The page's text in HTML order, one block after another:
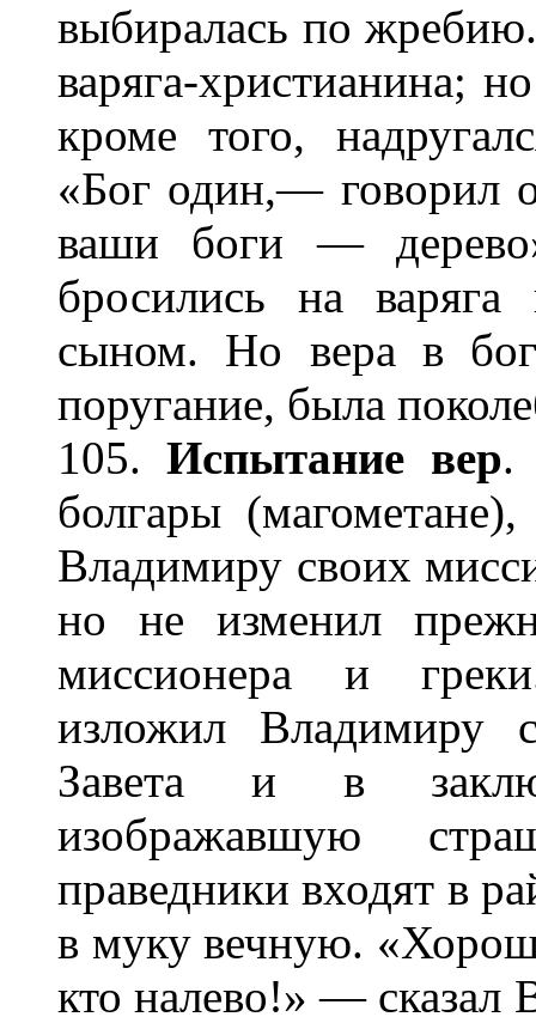
выбиралась по
варяга-христианина;
кроме того,
«Бог один,— говорил
ваши боги —
бросились на
сыном. Но вера в
поругание, была
105.Испытание вер.
болгары
Владимиру своих
но не изменил
миссионера и
изложил Владимиру
Завета и в
изображавшую
праведники входят в
в муку вечную.
кто налево!» — сказал